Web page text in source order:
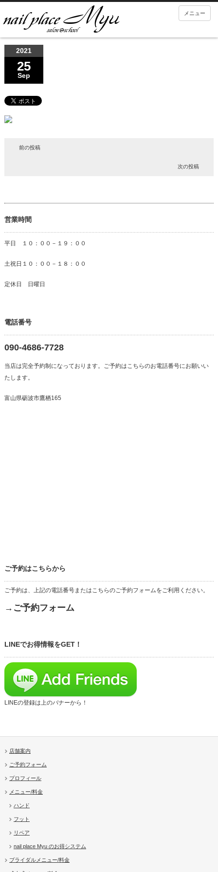
メニュー
2021
25
Sep
前の投稿
次の投稿
営業時間
平日 １０：００－１９：００
土祝日１０：００－１８：００
定休日 日曜日
電話番号
090-4686-7728
当店は完全予約制になっております。ご予約はこちらのお電話番号にお願いい
たします。
富山県砺波市鷹栖165
ご予約はこちらから
ご予約は、上記の電話番号またはこちらのご予約フォームをご利用ください。
→ご予約フォーム
LINEでお得情報をGET！
LINEの登録は上のバナーから！
店舗案内
ご予約フォーム
プロフィール
メニュー/料金
ハンド
フット
リペア
nail place Myu のお得システム
ブライダルメニュー/料金